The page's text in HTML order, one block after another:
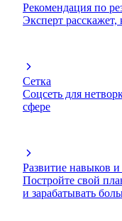
Рекомендация по
Эксперт расскажет,
Сетка
Соцсеть для
сфере
Развитие навыков
Постройте свой
и зарабатывать